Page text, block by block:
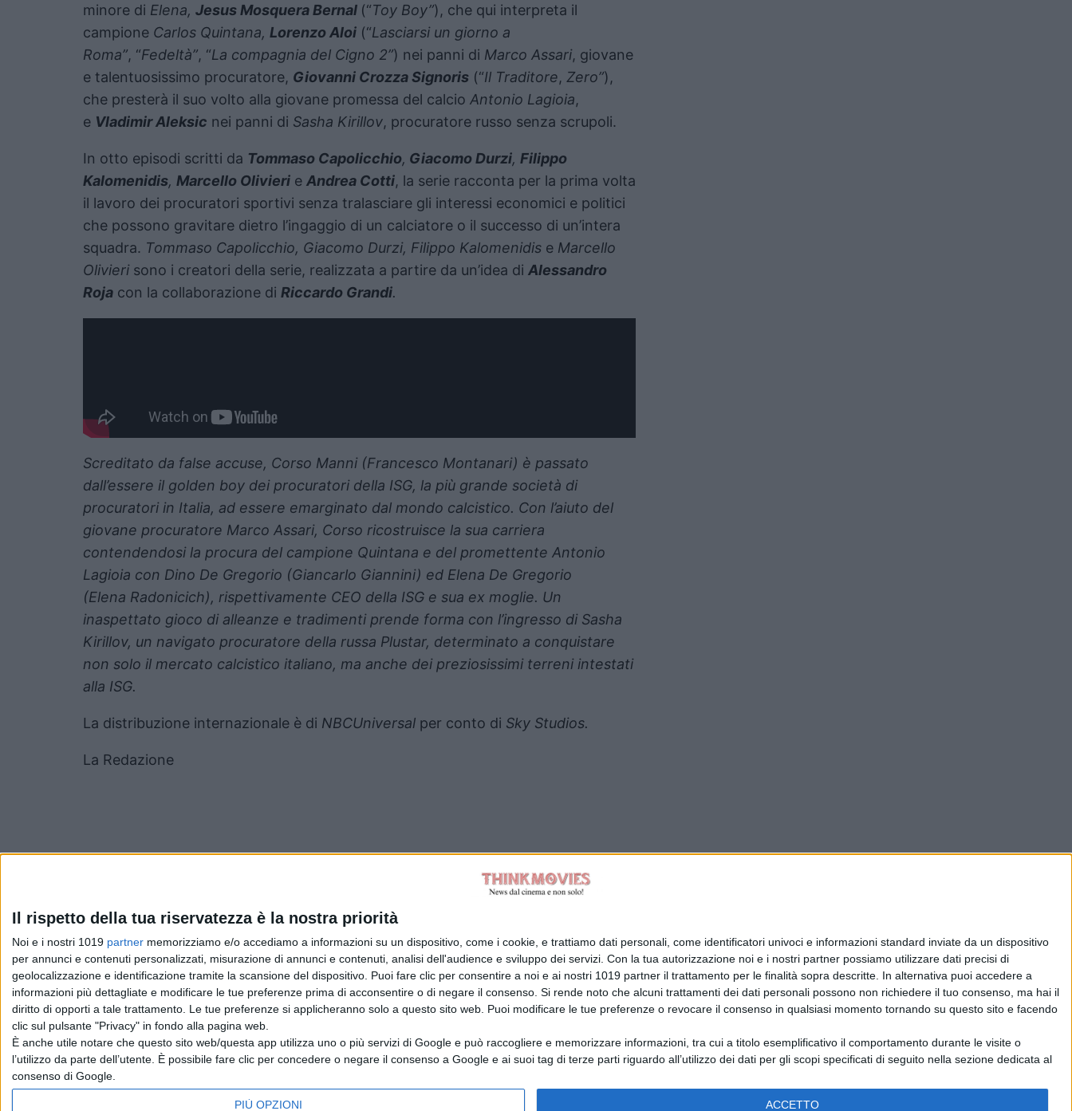
Il rispetto della tua riservatezza è la nostra priorità
Noi e i nostri 1019 partner memorizziamo e/o accediamo a informazioni su un dispositivo, come i cookie, e trattiamo dati personali, come identificatori univoci e informazioni standard inviate da un dispositivo
per annunci e contenuti personalizzati, misurazione di annunci e contenuti, analisi dell'audience e sviluppo dei servizi. Con la tua autorizzazione noi e i nostri partner possiamo utilizzare dati precisi di
geolocalizzazione e identificazione tramite la scansione del dispositivo. Puoi fare clic per consentire a noi e ai nostri 1019 partner il trattamento per le finalità sopra descritte. In alternativa puoi accedere a
informazioni più dettagliate e modificare le tue preferenze prima di acconsentire o di negare il consenso. Si rende noto che alcuni trattamenti dei dati personali possono non richiedere il tuo consenso, ma hai il
diritto di opporti a tale trattamento. Le tue preferenze si applicheranno solo a questo sito web. Puoi modificare le tue preferenze o revocare il consenso in qualsiasi momento tornando su questo sito e facendo
clic sul pulsante "Privacy" in fondo alla pagina web.
È anche utile notare che questo sito web/questa app utilizza uno o più servizi di Google e può raccogliere e memorizzare informazioni, tra cui a titolo esemplificativo il comportamento durante le visite o
l’utilizzo da parte dell’utente. È possibile fare clic per concedere o negare il consenso a Google e ai suoi tag di terze parti riguardo all’utilizzo dei dati per gli scopi specificati di seguito nella sezione dedicata al
consenso di Google.
PIÙ OPZIONI ACCETTO
minore di Elena, Jesus Mosquera Bernal (“Toy Boy”), che qui interpreta il
campione Carlos Quintana, Lorenzo Aloi (“Lasciarsi un giorno a
Roma”, “Fedeltà”, “La compagnia del Cigno 2”) nei panni di Marco Assari, giovane
e talentuosissimo procuratore, Giovanni Crozza Signoris (“Il Traditore, Zero”),
che presterà il suo volto alla giovane promessa del calcio Antonio Lagioia,
e Vladimir Aleksic nei panni di Sasha Kirillov, procuratore russo senza scrupoli.
In otto episodi scritti da Tommaso Capolicchio, Giacomo Durzi, Filippo
Kalomenidis, Marcello Olivieri e Andrea Cotti, la serie racconta per la prima volta
il lavoro dei procuratori sportivi senza tralasciare gli interessi economici e politici
che possono gravitare dietro l’ingaggio di un calciatore o il successo di un’intera
squadra. Tommaso Capolicchio, Giacomo Durzi, Filippo Kalomenidis e Marcello
Olivierisono i creatori della serie, realizzata a partire da un’idea di Alessandro
Roja con la collaborazione di Riccardo Grandi.
Screditato da false accuse, Corso Manni (Francesco Montanari) è passato
dall’essere il golden boy dei procuratori della ISG, la più grande società di
procuratori in Italia, ad essere emarginato dal mondo calcistico. Con l’aiuto del
giovane procuratore Marco Assari, Corso ricostruisce la sua carriera
contendendosi la procura del campione Quintana e del promettente Antonio
Lagioia con Dino De Gregorio (Giancarlo Giannini) ed Elena De Gregorio
(Elena Radonicich), rispettivamente CEO della ISG e sua ex moglie. Un
inaspettato gioco di alleanze e tradimenti prende forma con l’ingresso di Sasha
Kirillov, un navigato procuratore della russa Plustar, determinato a conquistare
non solo il mercato calcistico italiano, ma anche dei preziosissimi terreni intestati
alla ISG.
La distribuzione internazionale è di NBCUniversal per conto di Sky Studios.
La Redazione
Pubblicato Ottobre 19, 2022inSerie e Tv News
daLa Redazione
Tag:
Chi siamoContattiPrivacy PolicyCookie PolicyEmanuela Giuliani CFGLNMNL77T43L639Disclaimer